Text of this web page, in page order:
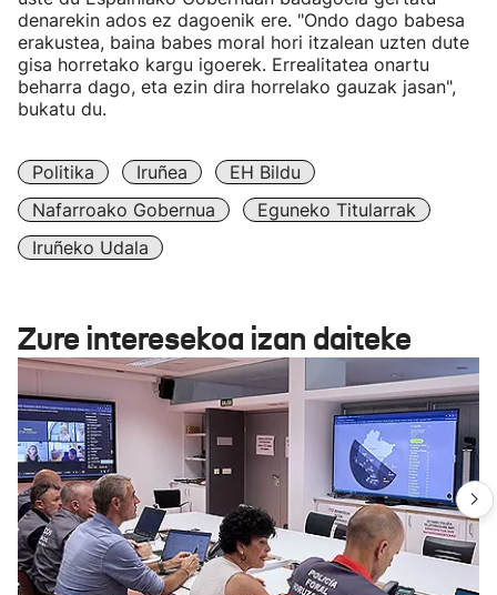
denarekin ados ez dagoenik ere. "Ondo dago babesa
erakustea, baina babes moral hori itzalean uzten dute
gisa horretako kargu igoerek. Errealitatea onartu
beharra dago, eta ezin dira horrelako gauzak jasan",
bukatu du.
Politika Iruñea
EH Bildu
Nafarroako Gobernua
Eguneko Titularrak
Iruñeko Udala
Zure interesekoa izan daiteke